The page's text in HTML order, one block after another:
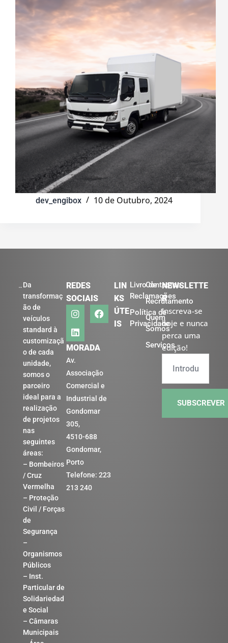
dev_engibox 10 de Outubro, 2024
Da
transformaç
ão de
veículos
standard à
customizaçã
o de cada
unidade,
somos o
parceiro
ideal para a
realização
de projetos
nas
seguintes
áreas:
– Bombeiros
/ Cruz
Vermelha
– Proteção
Civil / Forças
de
Segurança
–
Organismos
Públicos
– Inst.
Particular de
Solidariedad
e Social
– Câmaras
Municipais
REDES
SOCIAIS
MORADA
Av.
Associação
Comercial e
Industrial de
Gondomar
305,
4510-688
Gondomar,
Porto
Telefone: 223
213 240
LIN
KS
ÚTE
IS
Livro de
Reclamações
Política de
Privacidade
Contactos
Recrutamento
Quem
Somos
Serviços
NEWSLETTE
R
Inscreva-se
hoje e nunca
perca uma
edição!
SUBSCREVER